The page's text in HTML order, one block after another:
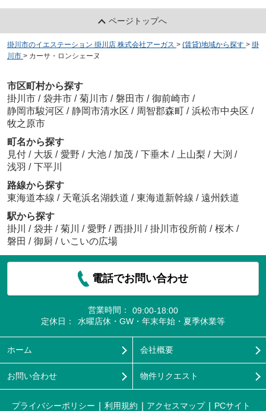
ページトップへ
掛川市のイエステーション 掛川店 株式会社アーガス > (賃貸)地域から探す > 掛
川市 > カーサ・ロンシェーヌ
市区町村から探す
掛川市 / 袋井市 / 菊川市 / 磐田市 / 御前崎市 /
静岡市駿河区 / 静岡市清水区 / 周智郡森町 / 浜松市中央区 /
牧之原市
町名から探す
見付 / 大坂 / 愛野 / 大池 / 加茂 / 下垂木 / 上山梨 / 大渕 /
浅羽 / 下平川
路線から探す
東海道本線 / 天竜浜名湖鉄道 / 東海道新幹線 / 遠州鉄道
駅から探す
掛川
/ 袋井 / 菊川 / 愛野 / 西掛川 / 掛川市役所前 / 桜木 /
磐田 / 御厨 / いこいの広場
電話でお問い合わせ
営業時間：
09:00-18:00
定休日：
水曜店休・GW・年末年始・夏季休業等
ホーム 会社概要
お問い合わせ 物件リクエスト
プライバシーポリシー 利用規約 アクセスマップ PCサイト